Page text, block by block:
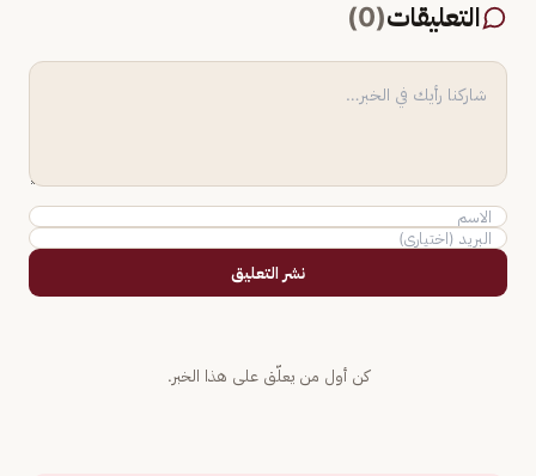
التعليقات(
0
)
نشر التعليق
كن أول من يعلّق على هذا الخبر.